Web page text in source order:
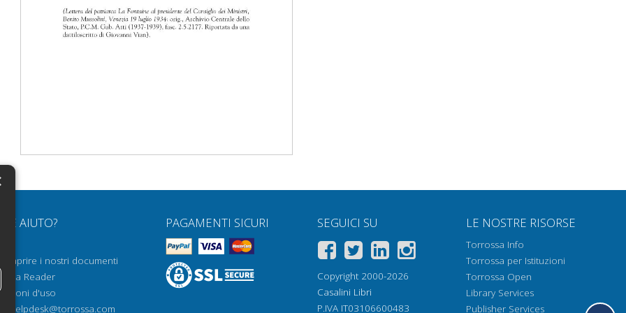
AIUTO?
aprire i nostri documenti
Reader
d'uso
helpdesk@torrossa.com
PAGAMENTI SICURI SEGUICI SU
Copyright 2000-2026
Casalini Libri
P.IVA IT03106600483
LE NOSTRE RISORSE
Torrossa Info
Torrossa per Istituzioni
Torrossa Open
Library Services
Publisher Services